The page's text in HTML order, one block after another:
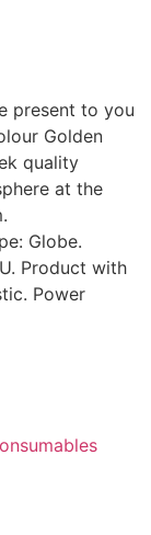
present to you
Golden
quality
at the
Globe.
Product with
Power